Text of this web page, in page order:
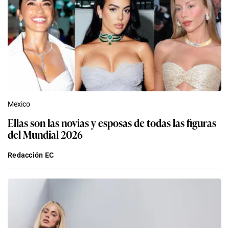
Mexico
Ellas son las novias y esposas de todas las figuras
del Mundial 2026
Redacción EC